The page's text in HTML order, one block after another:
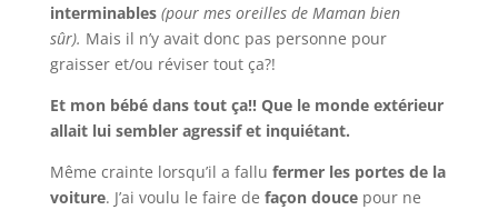
interminables (pour mes oreilles de Maman bien
sûr). Mais il n’y avait donc pas personne pour
graisser et/ou réviser tout ça?!
Et mon bébé dans tout ça!! Que le monde extérieur
allait lui sembler agressif et inquiétant.
Même crainte lorsqu’il a fallu fermer les portes de la
voiture. J’ai voulu le faire de façon doucepour ne